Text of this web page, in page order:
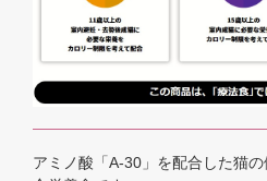
アミノ酸「A-30」を配合した猫